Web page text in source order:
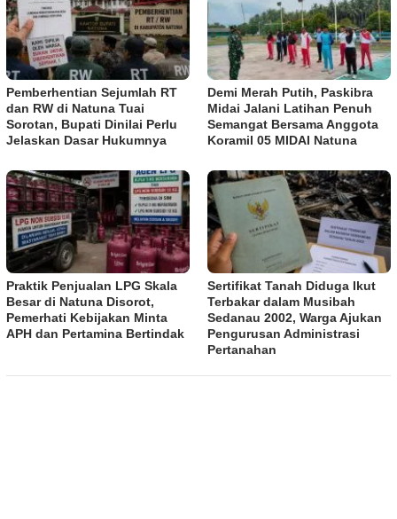
Pemberhentian Sejumlah RT
dan RW di Natuna Tuai
Sorotan, Bupati Dinilai Perlu
Jelaskan Dasar Hukumnya
Demi Merah Putih, Paskibra
Midai Jalani Latihan Penuh
Semangat Bersama Anggota
Koramil 05 MIDAI Natuna
Praktik Penjualan LPG Skala
Besar di Natuna Disorot,
Pemerhati Kebijakan Minta
APH dan Pertamina Bertindak
Sertifikat Tanah Diduga Ikut
Terbakar dalam Musibah
Sedanau 2002, Warga Ajukan
Pengurusan Administrasi
Pertanahan